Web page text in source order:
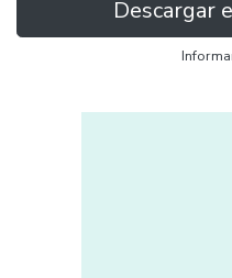
Descargar